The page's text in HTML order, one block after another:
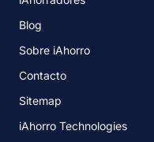
Blog
Sobre iAhorro
Contacto
Sitemap
iAhorro Technologies